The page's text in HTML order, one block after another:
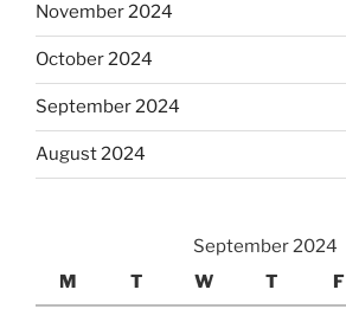
November 2024
October 2024
September 2024
August 2024
September 2024
M
T W T F